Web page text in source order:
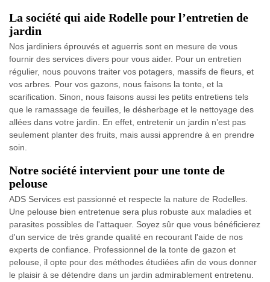
La société qui aide Rodelle pour l’entretien de
jardin
Nos jardiniers éprouvés et aguerris sont en mesure de vous
fournir des services divers pour vous aider. Pour un entretien
régulier, nous pouvons traiter vos potagers, massifs de fleurs, et
vos arbres. Pour vos gazons, nous faisons la tonte, et la
scarification. Sinon, nous faisons aussi les petits entretiens tels
que le ramassage de feuilles, le désherbage et le nettoyage des
allées dans votre jardin. En effet, entretenir un jardin n’est pas
seulement planter des fruits, mais aussi apprendre à en prendre
soin.
Notre société intervient pour une tonte de
pelouse
ADS Services est passionné et respecte la nature de Rodelles.
Une pelouse bien entretenue sera plus robuste aux maladies et
parasites possibles de l'attaquer. Soyez sûr que vous bénéficierez
d'un service de très grande qualité en recourant l'aide de nos
experts de confiance. Professionnel de la tonte de gazon et
pelouse, il opte pour des méthodes étudiées afin de vous donner
le plaisir à se détendre dans un jardin admirablement entretenu.